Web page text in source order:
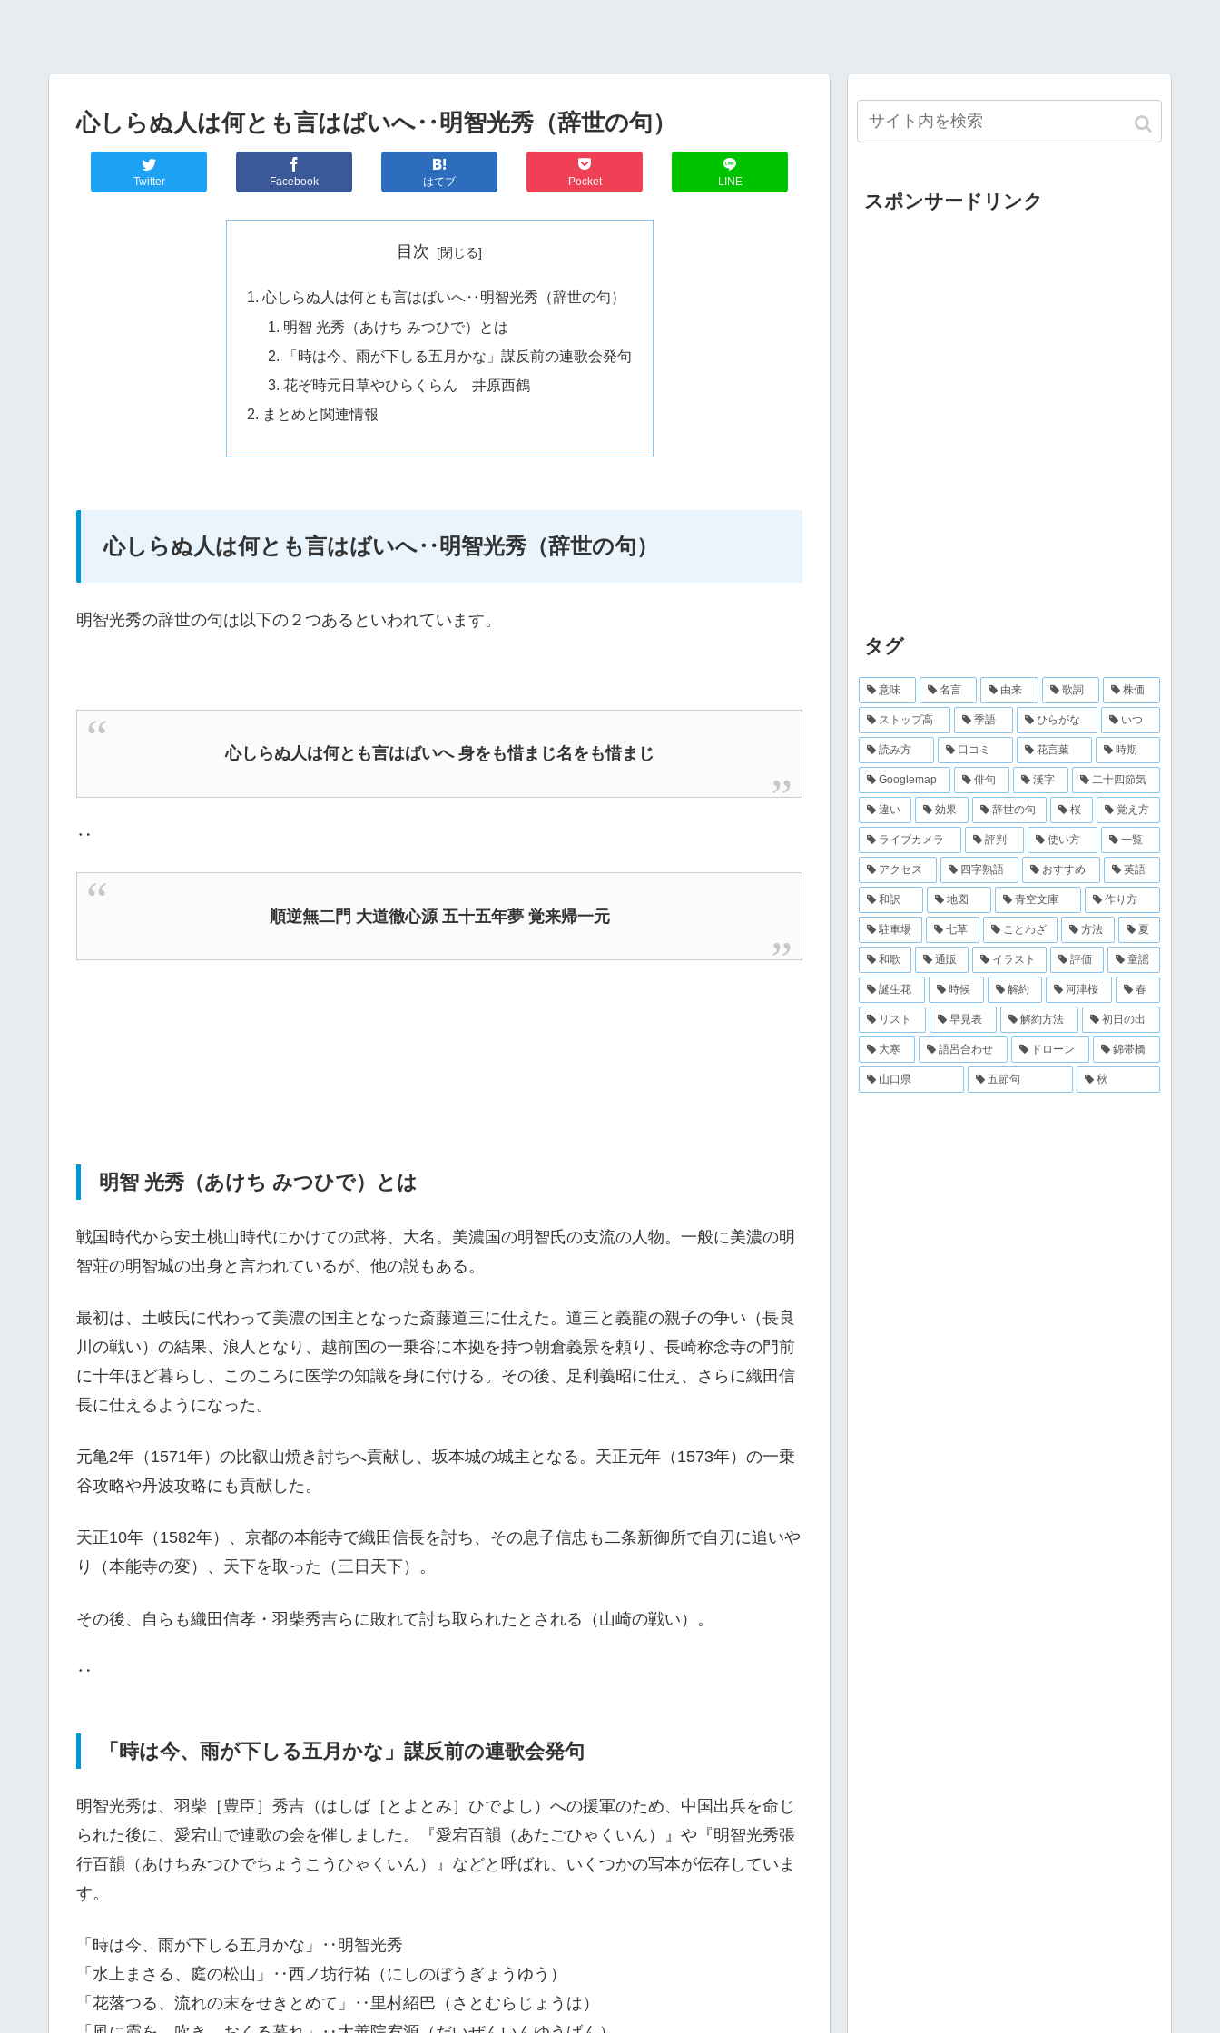
心しらぬ人は何とも言はばいへ‥明智光秀（辞世の句）
Twitter Facebook はてブ Pocket LINE
目次
心しらぬ人は何とも言はばいへ‥明智光秀（辞世の句）
明智 光秀（あけち みつひで）とは
「時は今、雨が下しる五月かな」謀反前の連歌会発句
花ぞ時元日草やひらくらん 井原西鶴
まとめと関連情報
心しらぬ人は何とも言はばいへ‥明智光秀（辞世の句）
明智光秀の辞世の句は以下の２つあるといわれています。
心しらぬ人は何とも言はばいへ 身をも惜まじ名をも惜まじ
‥
順逆無二門 大道徹心源 五十五年夢 覚来帰一元
明智 光秀（あけち みつひで）とは
戦国時代から安土桃山時代にかけての武将、大名。美濃国の明智氏の支流の人物。一般に美濃の明
智荘の明智城の出身と言われているが、他の説もある。
最初は、土岐氏に代わって美濃の国主となった斎藤道三に仕えた。道三と義龍の親子の争い（長良
川の戦い）の結果、浪人となり、越前国の一乗谷に本拠を持つ朝倉義景を頼り、長崎称念寺の門前
に十年ほど暮らし、このころに医学の知識を身に付ける。その後、足利義昭に仕え、さらに織田信
長に仕えるようになった。
元亀2年（1571年）の比叡山焼き討ちへ貢献し、坂本城の城主となる。天正元年（1573年）の一乗
谷攻略や丹波攻略にも貢献した。
天正10年（1582年）、京都の本能寺で織田信長を討ち、その息子信忠も二条新御所で自刃に追いや
り（本能寺の変）、天下を取った（三日天下）。
その後、自らも織田信孝・羽柴秀吉らに敗れて討ち取られたとされる（山崎の戦い）。
‥
「時は今、雨が下しる五月かな」謀反前の連歌会発句
明智光秀は、羽柴［豊臣］秀吉（はしば［とよとみ］ひでよし）への援軍のため、中国出兵を命じ
られた後に、愛宕山で連歌の会を催しました。『愛宕百韻（あたごひゃくいん）』や『明智光秀張
行百韻（あけちみつひでちょうこうひゃくいん）』などと呼ばれ、いくつかの写本が伝存していま
す。
「時は今、雨が下しる五月かな」‥明智光秀
「水上まさる、庭の松山」‥西ノ坊行祐（にしのぼうぎょうゆう）
「花落つる、流れの末をせきとめて」‥里村紹巴（さとむらじょうは）
スポンサードリンク
タグ
意味 名言 由来 歌詞 株価
ストップ高 季語 ひらがな いつ
読み方 口コミ 花言葉 時期
Googlemap 俳句 漢字 二十四節気
違い 効果 辞世の句 桜 覚え方
ライブカメラ 評判 使い方 一覧
アクセス 四字熟語 おすすめ 英語
和訳 地図 青空文庫 作り方
駐車場 七草 ことわざ 方法 夏
和歌 通販 イラスト 評価 童謡
誕生花 時候 解約 河津桜 春
リスト 早見表 解約方法 初日の出
大寒 語呂合わせ ドローン 錦帯橋
山口県 五節句 秋